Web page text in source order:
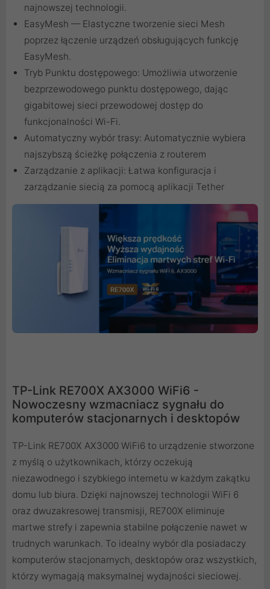
najnowszej technologii.
EasyMesh — Elastyczne tworzenie sieci Mesh
poprzez łączenie urządzeń obsługujących funkcję
EasyMesh.
Tryb Punktu dostępowego: Umożliwia utworzenie
bezprzewodowego punktu dostępowego, dając
gigabitowej sieci przewodowej dostęp do
funkcjonalności Wi-Fi.
Automatyczny wybór trasy: Automatycznie wybiera
najszybszą ścieżkę połączenia z routerem
Zarządzanie z aplikacji: Łatwa konfiguracja i
zarządzanie siecią za pomocą aplikacji Tether
TP-Link RE700X AX3000 WiFi6 -
Nowoczesny wzmacniacz sygnału do
komputerów stacjonarnych i desktopów
TP-Link RE700X AX3000 WiFi6 to urządzenie stworzone
z myślą o użytkownikach, którzy oczekują
niezawodnego i szybkiego internetu w każdym zakątku
domu lub biura. Dzięki najnowszej technologii WiFi 6
oraz dwuzakresowej transmisji, RE700X eliminuje
martwe strefy i zapewnia stabilne połączenie nawet w
trudnych warunkach. To idealny wybór dla posiadaczy
komputerów stacjonarnych, desktopów oraz wszystkich,
którzy wymagają maksymalnej wydajności sieciowej.